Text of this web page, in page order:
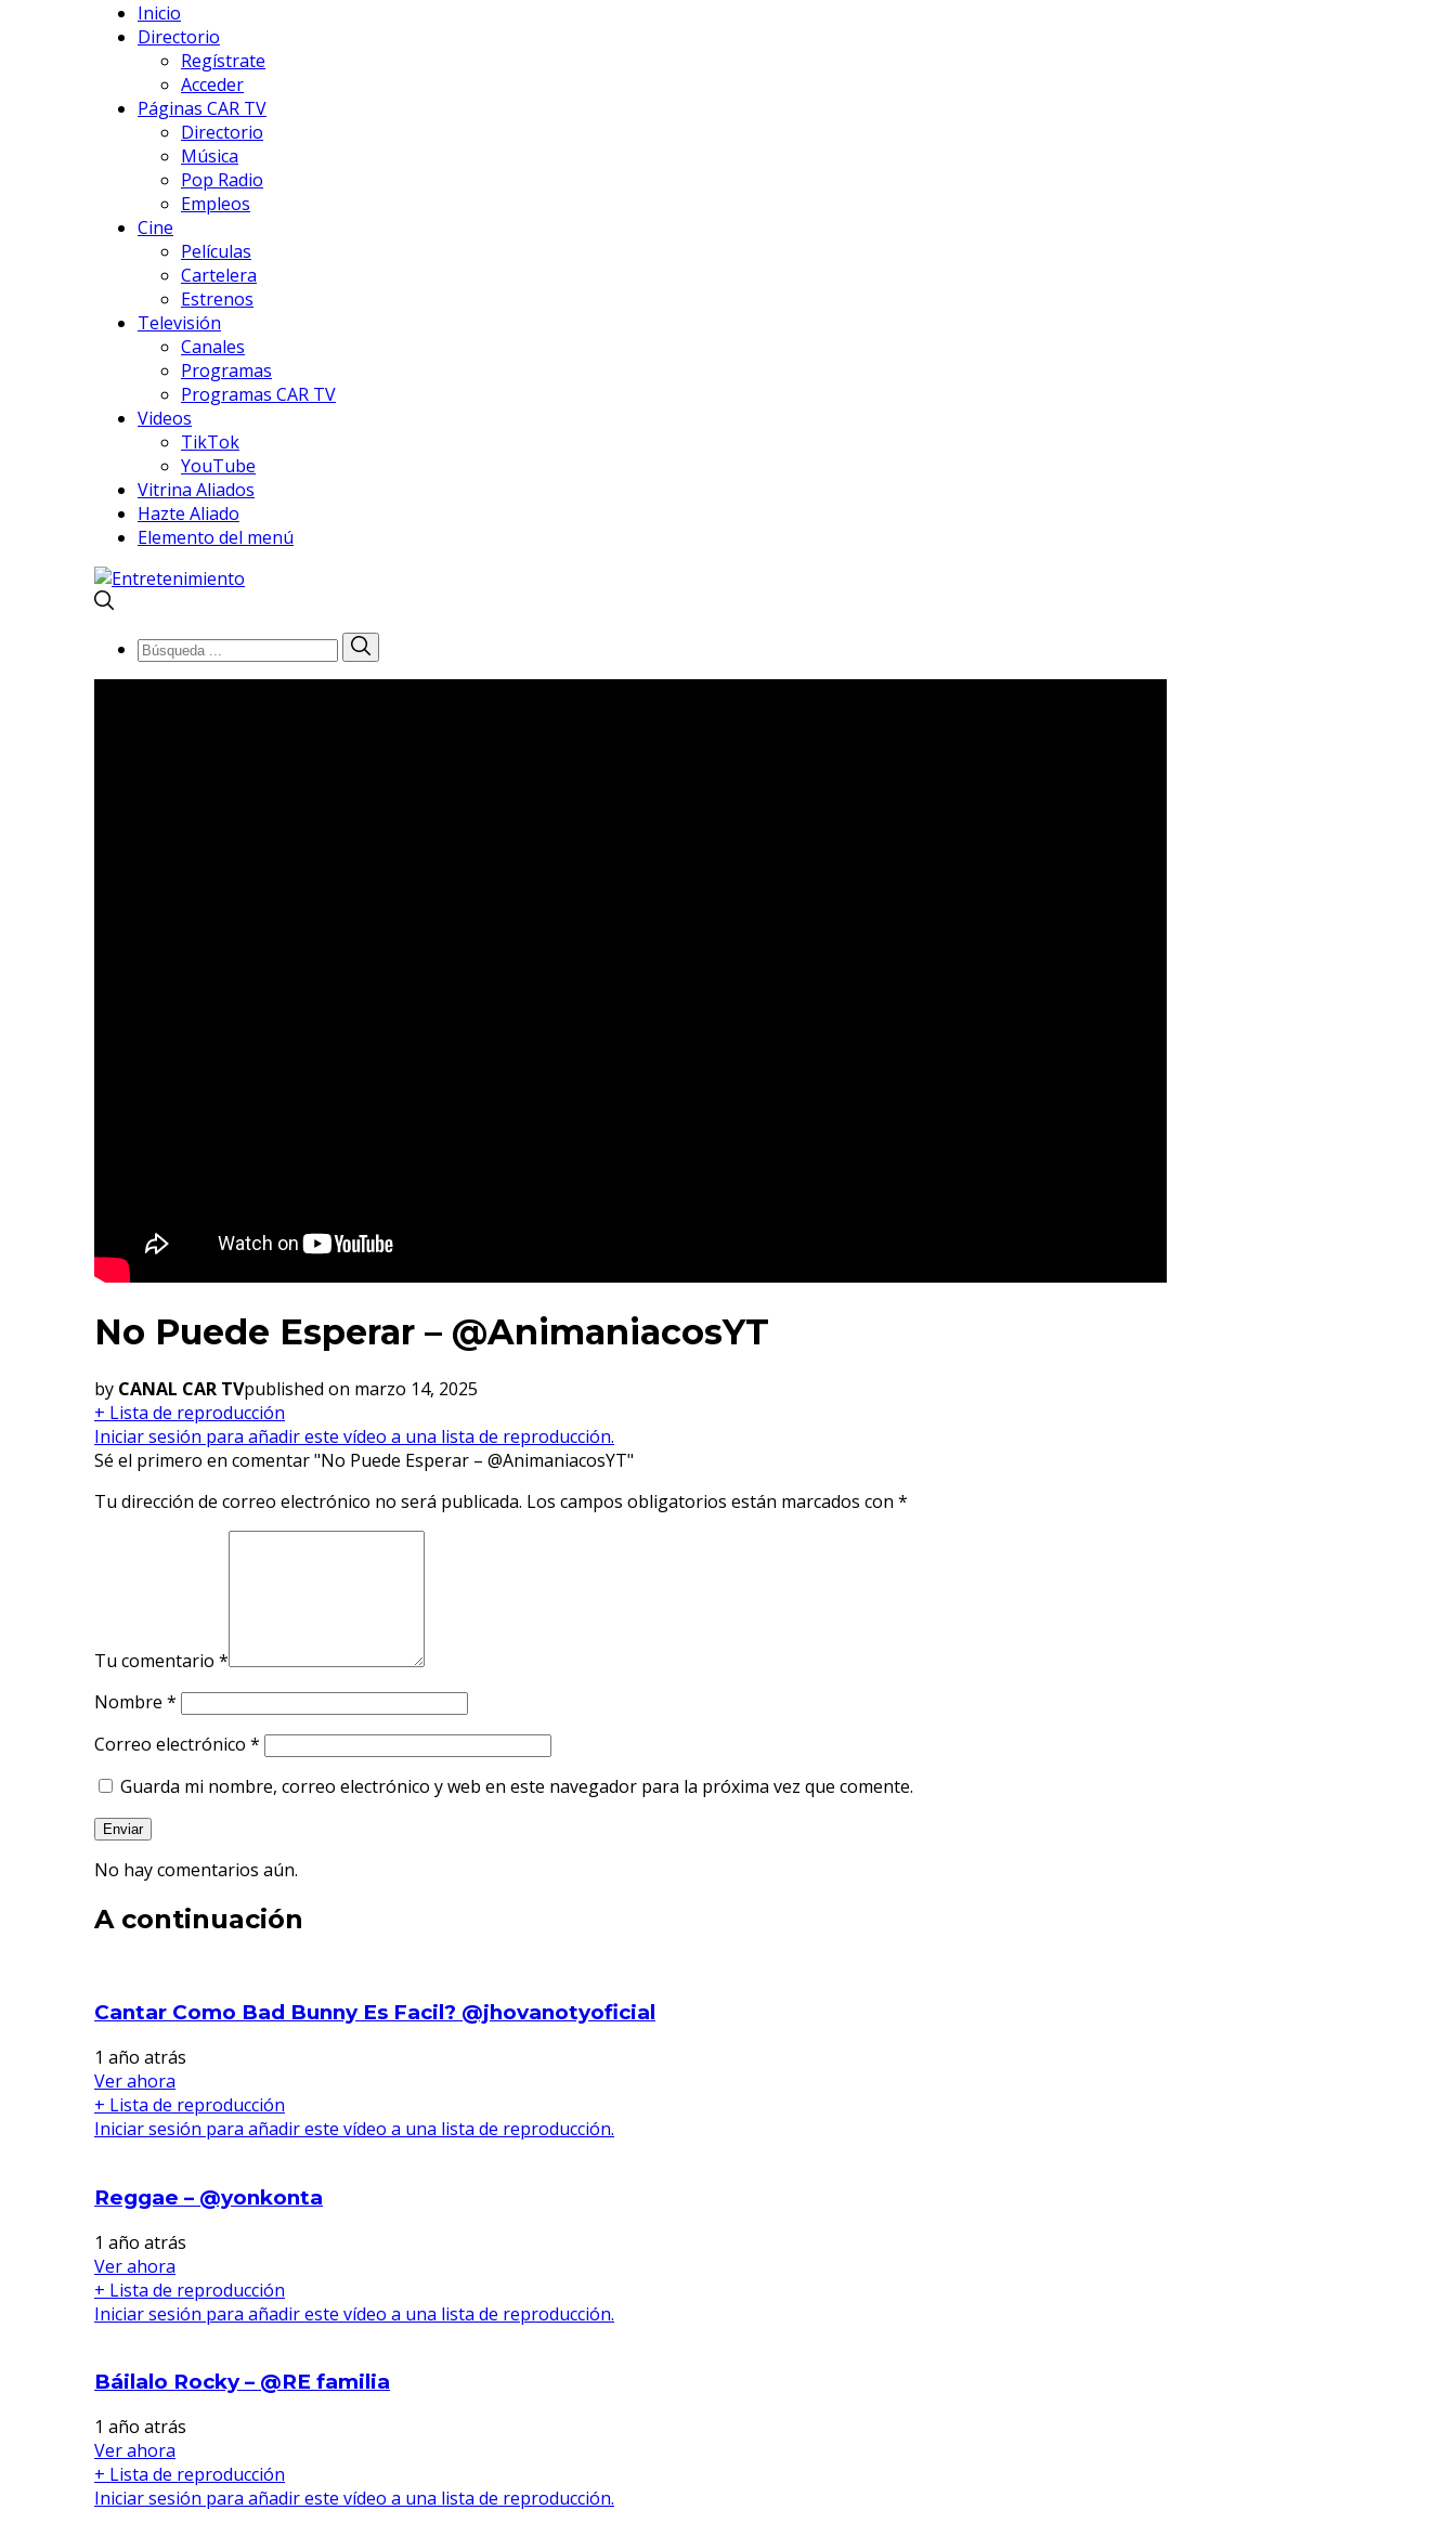
Inicio
Directorio
Regístrate
Acceder
Páginas CAR TV
Directorio
Música
Pop Radio
Empleos
Cine
Películas
Cartelera
Estrenos
Televisión
Canales
Programas
Programas CAR TV
Videos
TikTok
YouTube
Vitrina Aliados
Hazte Aliado
Elemento del menú
Búsqueda
de:
No Puede Esperar – @AnimaniacosYT
by CANAL CAR TVpublished on marzo 14, 2025
+ Lista de reproducción
Iniciar sesión para añadir este vídeo a una lista de reproducción.
Sé el primero en comentar "No Puede Esperar – @AnimaniacosYT"
Tu dirección de correo electrónico no será publicada. Los campos obligatorios están marcados con *
Tu comentario *
Nombre *
Correo electrónico *
Guarda mi nombre, correo electrónico y web en este navegador para la próxima vez que comente.
No hay comentarios aún.
A continuación
Cantar Como Bad Bunny Es Facil? @jhovanotyoficial
1 año atrás
Ver ahora
+ Lista de reproducción
Iniciar sesión para añadir este vídeo a una lista de reproducción.
Reggae – @yonkonta
1 año atrás
Ver ahora
+ Lista de reproducción
Iniciar sesión para añadir este vídeo a una lista de reproducción.
Báilalo Rocky – @RE familia
1 año atrás
Ver ahora
+ Lista de reproducción
Iniciar sesión para añadir este vídeo a una lista de reproducción.